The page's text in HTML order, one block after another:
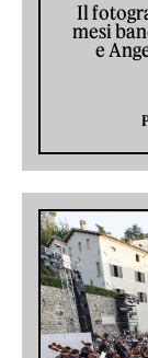
Il
mesi
e